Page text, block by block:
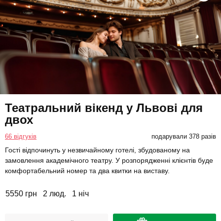
Театральний вікенд у Львові для
двох
66 відгуків подарували 378 разів
Гості відпочинуть у незвичайному готелі, збудованому на
замовлення академічного театру. У розпорядженні клієнтів буде
комфортабельний номер та два квитки на виставу.
5550 грн 2 люд. 1 ніч